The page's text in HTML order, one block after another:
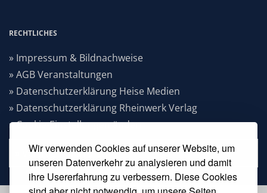
Wir verwenden Cookies auf unserer Website, um
unseren Datenverkehr zu analysieren und damit
ihre Usererfahrung zu verbessern. Diese Cookies
RECHTLICHES
» Impressum & Bildnachweise
» AGB Veranstaltungen
» Datenschutzerklärung Heise Medien
» Datenschutzerklärung Rheinwerk Verlag
» Cookie-Einstellungen ändern
» Vertrag widerrufen